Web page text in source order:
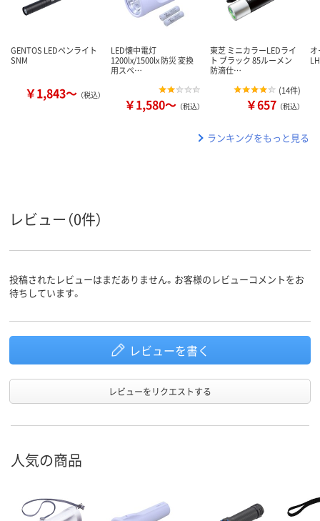
GENTOS LEDペンライト
SNM
￥1,843～ （税込）
LED懐中電灯
1200lx/1500lx 防災 変換
用スペ…
￥1,580～ （税込）
東芝 ミニカラーLEDライ
ト ブラック 85ルーメン
防滴仕…
(14件)
￥657 （税込）
ランキングをもっと見る
レビュー（0件）
投稿されたレビューはまだありません。お客様のレビューコメントをお
待ちしています。
レビューを書く
レビューをリクエストする
人気の商品